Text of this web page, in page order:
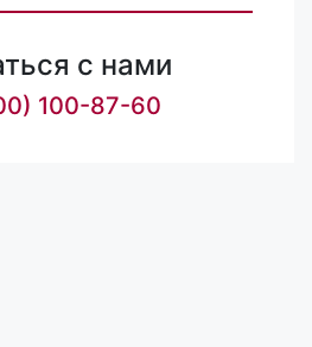
с нами
100-87-60